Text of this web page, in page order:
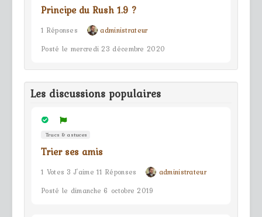
Principe du Rush 1.9 ?
1 Réponses
administrateur
Posté le mercredi 23 décembre 2020
Les discussions populaires
Trucs & astuces
Trier ses amis
1 Votes 3 J'aime 11 Réponses
administrateur
Posté le dimanche 6 octobre 2019